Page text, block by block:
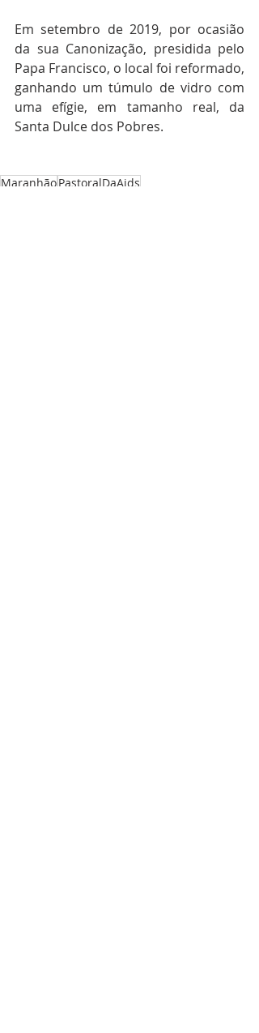
Em setembro de 2019, por ocasião
da sua Canonização, presidida pelo
Papa Francisco, o local foi reformado,
ganhando um túmulo de vidro com
uma efígie, em tamanho real, da
Santa Dulce dos Pobres.
MaranhãoPastoralDaAids